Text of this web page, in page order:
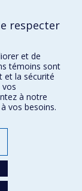
respecter
et de
témoins sont
et la sécurité
vos
à notre
vos besoins.